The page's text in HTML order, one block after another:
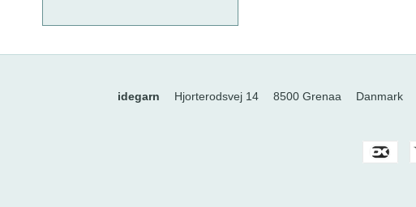
idegarn Hjorterodsvej 14 8500 Grenaa Danmark